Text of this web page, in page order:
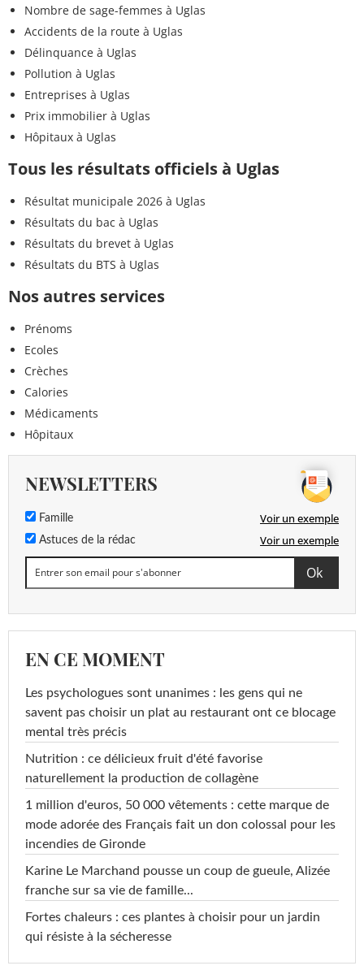
Nombre de sage-femmes à Uglas
Accidents de la route à Uglas
Délinquance à Uglas
Pollution à Uglas
Entreprises à Uglas
Prix immobilier à Uglas
Hôpitaux à Uglas
Tous les résultats officiels à Uglas
Résultat municipale 2026 à Uglas
Résultats du bac à Uglas
Résultats du brevet à Uglas
Résultats du BTS à Uglas
Nos autres services
Prénoms
Ecoles
Crèches
Calories
Médicaments
Hôpitaux
NEWSLETTERS
Famille Voir un exemple
Astuces de la rédac Voir un exemple
EN CE MOMENT
Les psychologues sont unanimes : les gens qui ne
savent pas choisir un plat au restaurant ont ce blocage
mental très précis
Nutrition : ce délicieux fruit d'été favorise
naturellement la production de collagène
1 million d'euros, 50 000 vêtements : cette marque de
mode adorée des Français fait un don colossal pour les
incendies de Gironde
Karine Le Marchand pousse un coup de gueule, Alizée
franche sur sa vie de famille...
Fortes chaleurs : ces plantes à choisir pour un jardin
qui résiste à la sécheresse